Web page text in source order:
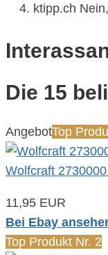
ktipp.ch
Die 15
AngebotTop
Wolfcraft
11,95 EUR
Bei Ebay
Top Produkt Nr. 2